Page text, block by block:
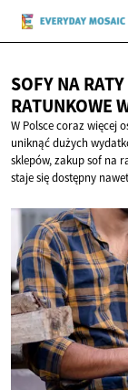
SOFY NA
RATUNKOWE
W Polsce coraz więcej
uniknąć dużych
sklepów, zakup sof na
staje się dostępny